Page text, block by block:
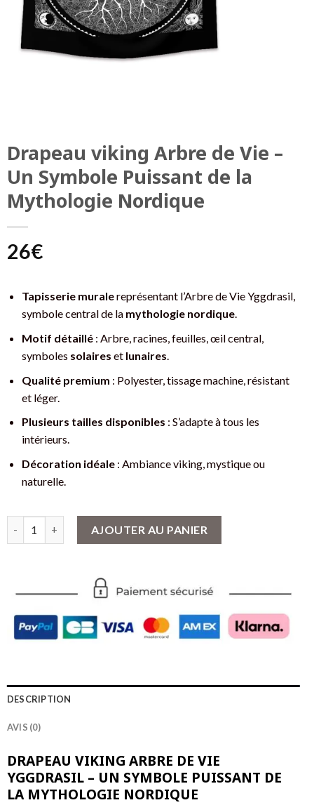
Drapeau viking Arbre de Vie –
Un Symbole Puissant de la
Mythologie Nordique
26€
Tapisserie muralereprésentant l’Arbre de Vie Yggdrasil,
symbole central de la mythologie nordique.
Motif détaillé: Arbre, racines, feuilles, œil central,
symboles solaires et lunaires.
Qualité premium : Polyester, tissage machine, résistant
et léger.
Plusieurs tailles disponibles : S’adapte à tous les
intérieurs.
Décoration idéale: Ambiance viking, mystique ou
naturelle.
AJOUTER AU PANIER
DESCRIPTION
AVIS (0)
DRAPEAU VIKING ARBRE DE VIE
YGGDRASIL – UN SYMBOLE PUISSANT DE
LA MYTHOLOGIE NORDIQUE